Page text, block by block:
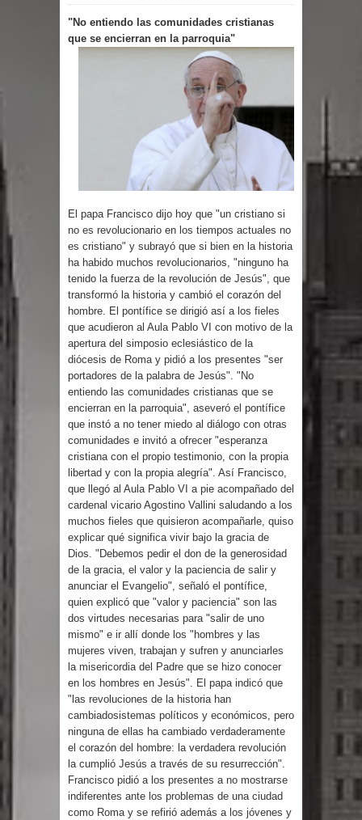
PRM del Gobierno
Tres detenidos tras detectarse una
presunta estafa contra el
Ayuntamiento de Santiago
PRM votará “por aclamación” a sus
El expresidente peruano Ollanta
Humala queda en libertad tras la
anulación de condena de 15 años por
lavado
DIGEIG y Liga Municipal Dominicana
impulsan nuevas metas de
transparencia a través SISMAP
municipal
La Fiscalía de Bolivia ordena la
detención del expresidente Evo
Morales
Calor extremo para este jueves en
gran parte del territorio nacional
Miles de marroquíes cruzan la
España
TC declara inconstitucional decreto
sobre horarios de venta de alcohol
"No entiendo las comunidades cristianas
que se encierran en la parroquia"
El papa Francisco dijo hoy que "un cristiano si
no es revolucionario en los tiempos actuales no
es cristiano" y subrayó que si bien en la historia
ha habido muchos revolucionarios, "ninguno ha
tenido la fuerza de la revolución de Jesús", que
transformó la historia y cambió el corazón del
hombre. El pontífice se dirigió así a los fieles
que acudieron al Aula Pablo VI con motivo de la
apertura del simposio eclesiástico de la
diócesis de Roma y pidió a los presentes "ser
portadores de la palabra de Jesús". "No
entiendo las comunidades cristianas que se
encierran en la parroquia", aseveró el pontífice
que instó a no tener miedo al diálogo con otras
comunidades e invitó a ofrecer "esperanza
cristiana con el propio testimonio, con la propia
libertad y con la propia alegría". Así Francisco,
que llegó al Aula Pablo VI a pie acompañado del
cardenal vicario Agostino Vallini saludando a los
muchos fieles que quisieron acompañarle, quiso
explicar qué significa vivir bajo la gracia de
Dios. "Debemos pedir el don de la generosidad
de la gracia, el valor y la paciencia de salir y
anunciar el Evangelio", señaló el pontífice,
quien explicó que "valor y paciencia" son las
dos virtudes necesarias para "salir de uno
mismo" e ir allí donde los "hombres y las
mujeres viven, trabajan y sufren y anunciarles
la misericordia del Padre que se hizo conocer
en los hombres en Jesús". El papa indicó que
"las revoluciones de la historia han
cambiadosistemas políticos y económicos, pero
ninguna de ellas ha cambiado verdaderamente
el corazón del hombre: la verdadera revolución
la cumplió Jesús a través de su resurrección".
Francisco pidió a los presentes a no mostrarse
indiferentes ante los problemas de una ciudad
como Roma y se refirió además a los jóvenes y